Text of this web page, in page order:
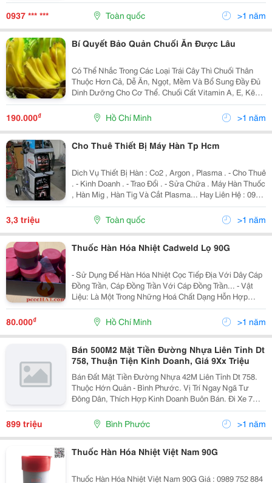
Thaivinhkhang.welding@Gmail....
0937 *** *** Toàn quốc >1 năm
Bí Quyết Bảo Quản Chuối Ăn Được Lâu
Có Thể Nhắc Trong Các Loại Trái Cây Thì Chuối Thân
Thuộc Hơn Cả, Dễ Ăn, Ngọt, Mềm Và Bổ Sung Đầy Đủ
Dinh Dưỡng Cho Cơ Thể. Chuối Cất Vitamin A, E, Kẽm,
Chất Xơ Hòa Tan&Hellip;Giúp Khiến Cho Sạch Vi Khuẩn
Trong Bao Tử, Duy Trì Hoạt Động Của Tim, Áp...
190.000₫ Hồ Chí Minh >1 năm
Cho Thuê Thiết Bị Máy Hàn Tp Hcm
Dich Vụ Thiết Bị Hàn : Co2 , Argon , Plasma . - Cho Thuê
. - Kinh Doanh . - Trao Đổi . - Sửa Chữa . Máy Hàn Thuốc
, Hàn Mig , Hàn Tig Và Cắt Plasma... Hay Liên Hệ : 093
7610419 Email : Thaivinhkhang.welding@Gmail.com
3,3 triệu Toàn quốc >1 năm
Thuốc Hàn Hóa Nhiệt Cadweld Lọ 90G
- Sử Dụng Để Hàn Hóa Nhiệt Cọc Tiếp Địa Với Dây Cáp
Đồng Trần, Cáp Đồng Trần Với Cáp Đồng Trần... - Vật
Liệu: Là Một Trong Những Hoá Chất Dạng Hỗn Hợp
Đồng Ô Xít Và Nhôm, Thuốc Mồi. - Kết Nối: Dạng Mối
Hàn, Tạo Mối Nối Liên Tục, Không Bị Ô Xy Hóa Các...
80.000₫ Hồ Chí Minh >1 năm
Bán 500M2 Mặt Tiền Đường Nhựa Liên Tỉnh Dt
758, Thuận Tiện Kinh Doanh, Giá 9Xx Triệu
Bán Đất Mặt Tiền Đường Nhựa 42M Liên Tỉnh Dt 758.
Thuộc Hớn Quản - Bình Phước. Vị Trí Ngay Ngã Tư
Đông Dân, Thích Hợp Kinh Doanh Buôn Bán. Đi Xe 7
Phút Là Tới Trung Tâm Chợ, Trường Học, Ubnd Và
Ngân Hàng. Đất Sổ Sẵn, Bao Sổ. Giá 9Xx Triệu Cho
899 triệu Bình Phước >1 năm
Thuốc Hàn Hóa Nhiệt Việt Nam 90G
Thuốc Hàn Hóa Nhiệt Việt Nam 90G Giá : 0989 752 884